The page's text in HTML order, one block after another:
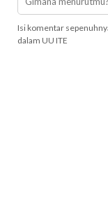
Isi komentar
dalam UU ITE